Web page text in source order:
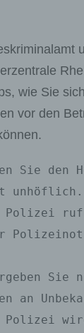
wie Sie
vor den
unhöflich.
an